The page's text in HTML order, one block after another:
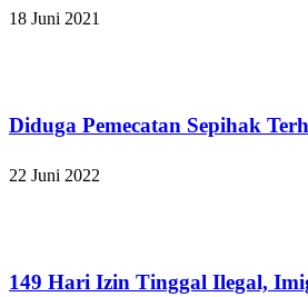
18 Juni 2021
Diduga Pemecatan Sepihak
22 Juni 2022
149 Hari Izin Tinggal Ilegal,